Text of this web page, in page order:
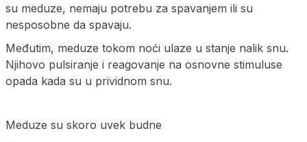
su meduze, nemaju potrebu za spavanjem ili su
nesposobne da spavaju.
Međutim, meduze tokom noći ulaze u stanje nalik snu.
Njihovo pulsiranje i reagovanje na osnovne stimuluse
opada kada su u prividnom snu.
Meduze su skoro uvek budne